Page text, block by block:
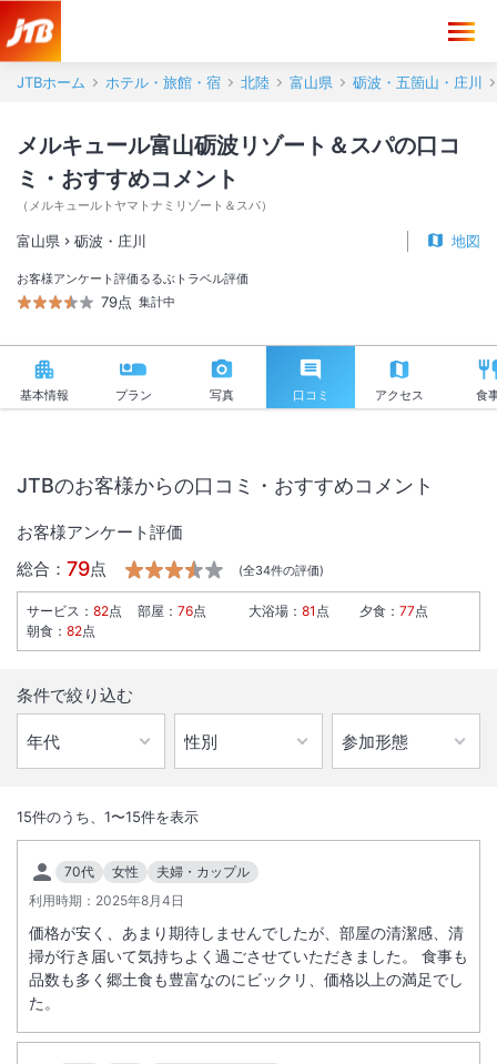
JTBホーム ホテル・旅館・宿 北陸 富山県 砺波・五箇山・庄川
メルキュール富山砺波リゾート＆スパの口コ
ミ・おすすめコメント
（ メルキュールトヤマトナミリゾート＆スパ）
富山県 砺波・庄川 地図
お客様アンケート評価
79点
るるぶトラベル評価
集計中
基本情報 プラン 写真 口コミ アクセス 食
【All-inclusiveに関するご案内】
宿泊料金に夕食、朝食、ラウンジでのドリンクやおつまみ、温泉（or大
浴場）やアクティビティなどが含まれているプランです。※一部のドリ
ンクやアクティビティは有料です。
1. お食事：朝食、夕食共に旬の食材や食文化を活かした、ビュッフェ形
式でご提供。お客様の目の前で仕上げるトリュフソースの香り豊かな
「ロッシーニ風ビーフバーガー」などのお料理をお楽しみください。ま
総客室数249室
INチェックイン
15:00/ OUT チェックアウト
11:00
JTBのお客様からの口コミ・おすすめコメント
お客様アンケート評価
総合： 79点 (全34件の評価)
サービス ： 82点 部屋 ： 76点 大浴場 ： 81 点 夕食 ： 77点
朝食 ： 82点
条件で絞り込む
15件のうち、 1〜15件を表示
70代 女性
夫婦・カップル
利用時期： 2025年8月4日
価格が安く、あまり期待しませんでしたが、部屋の清潔感、清
掃が行き届いて気持ちよく過ごさせていただきました。 食事も
品数も多く郷土食も豊富なのにビックリ、価格以上の満足でし
た。